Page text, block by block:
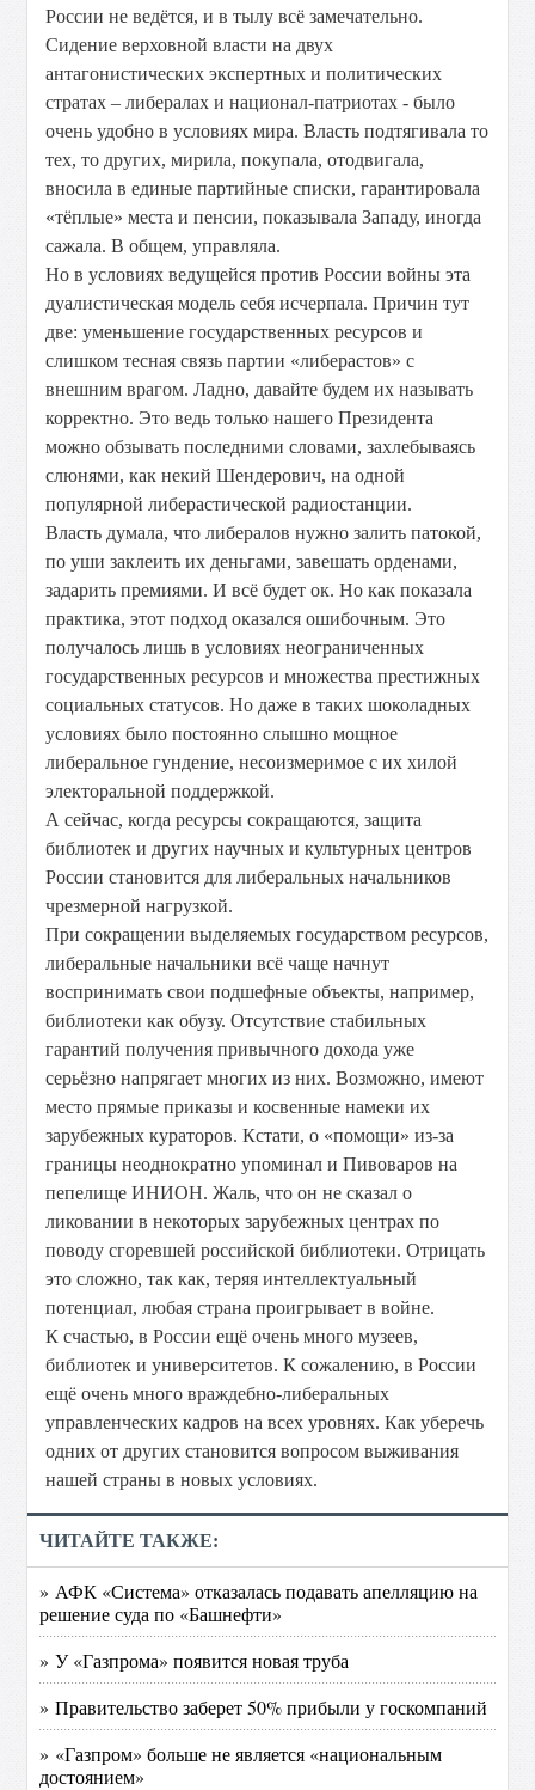
России не ведётся, и в тылу всё замечательно.
Сидение верховной власти на двух
антагонистических экспертных и политических
стратах – либералах и национал-патриотах - было
очень удобно в условиях мира. Власть подтягивала то
тех, то других, мирила, покупала, отодвигала,
вносила в единые партийные списки, гарантировала
«тёплые» места и пенсии, показывала Западу, иногда
сажала. В общем, управляла.
Но в условиях ведущейся против России войны эта
дуалистическая модель себя исчерпала. Причин тут
две: уменьшение государственных ресурсов и
слишком тесная связь партии «либерастов» с
внешним врагом. Ладно, давайте будем их называть
корректно. Это ведь только нашего Президента
можно обзывать последними словами, захлебываясь
слюнями, как некий Шендерович, на одной
популярной либерастической радиостанции.
Власть думала, что либералов нужно залить патокой,
по уши заклеить их деньгами, завешать орденами,
задарить премиями. И всё будет ок. Но как показала
практика, этот подход оказался ошибочным. Это
получалось лишь в условиях неограниченных
государственных ресурсов и множества престижных
социальных статусов. Но даже в таких шоколадных
условиях было постоянно слышно мощное
либеральное гундение, несоизмеримое с их хилой
электоральной поддержкой.
А сейчас, когда ресурсы сокращаются, защита
библиотек и других научных и культурных центров
России становится для либеральных начальников
чрезмерной нагрузкой.
При сокращении выделяемых государством ресурсов,
либеральные начальники всё чаще начнут
воспринимать свои подшефные объекты, например,
библиотеки как обузу. Отсутствие стабильных
гарантий получения привычного дохода уже
серьёзно напрягает многих из них. Возможно, имеют
место прямые приказы и косвенные намеки их
зарубежных кураторов. Кстати, о «помощи» из-за
границы неоднократно упоминал и Пивоваров на
пепелище ИНИОН. Жаль, что он не сказал о
ликовании в некоторых зарубежных центрах по
поводу сгоревшей российской библиотеки. Отрицать
это сложно, так как, теряя интеллектуальный
потенциал, любая страна проигрывает в войне.
К счастью, в России ещё очень много музеев,
библиотек и университетов. К сожалению, в России
ещё очень много враждебно-либеральных
управленческих кадров на всех уровнях. Как уберечь
одних от других становится вопросом выживания
нашей страны в новых условиях.
ЧИТАЙТЕ ТАКЖЕ:
» АФК «Система» отказалась подавать апелляцию на
решение суда по «Башнефти»
» У «Газпрома» появится новая труба
» Правительство заберет 50% прибыли у госкомпаний
» «Газпром» больше не является «национальным
достоянием»